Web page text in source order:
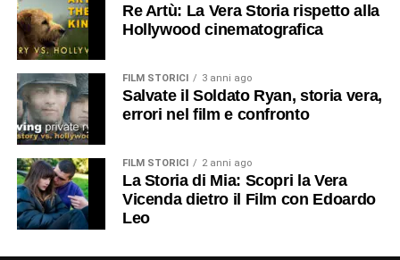
Re Artù: La Vera Storia rispetto alla
Hollywood cinematografica
FILM STORICI 3 anni ago
Salvate il Soldato Ryan, storia vera,
errori nel film e confronto
FILM STORICI 2 anni ago
La Storia di Mia: Scopri la Vera
Vicenda dietro il Film con Edoardo
Leo